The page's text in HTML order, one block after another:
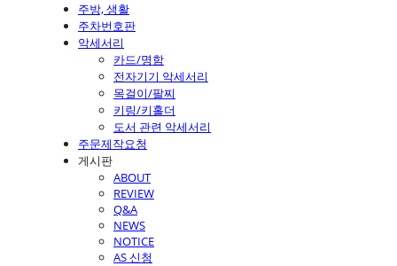
주방, 생활
주차번호판
악세서리
카드/명함
전자기기 악세서리
목걸이/팔찌
키링/키홀더
도서 관련 악세서리
주문제작요청
게시판
ABOUT
REVIEW
Q&A
NEWS
NOTICE
AS 신청